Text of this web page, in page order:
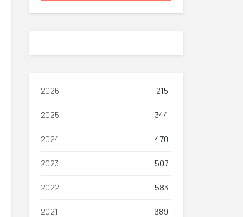
2026 215
2025 344
2024 470
2023 507
2022 583
2021 689